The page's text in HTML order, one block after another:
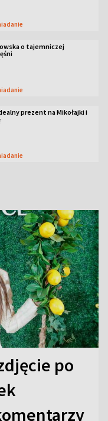
o tajemniczej
prezent na Mikołajki i
po